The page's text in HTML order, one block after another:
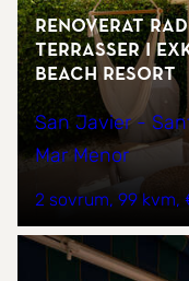
Renoverat
terrasser i
Beach Resort
San Javier -
Mar Menor
2 sovrum 99 kvm